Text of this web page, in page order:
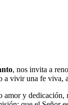
, nos invita a
a vivir una fe viva,
amor y